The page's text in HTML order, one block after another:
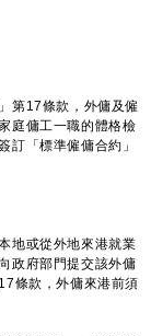
第17條款，外傭及僱
庭傭工一職的體格檢
訂「標準僱傭合約」
地或從外地來港就業
政府部門提交該外傭
條款，外傭來港前須